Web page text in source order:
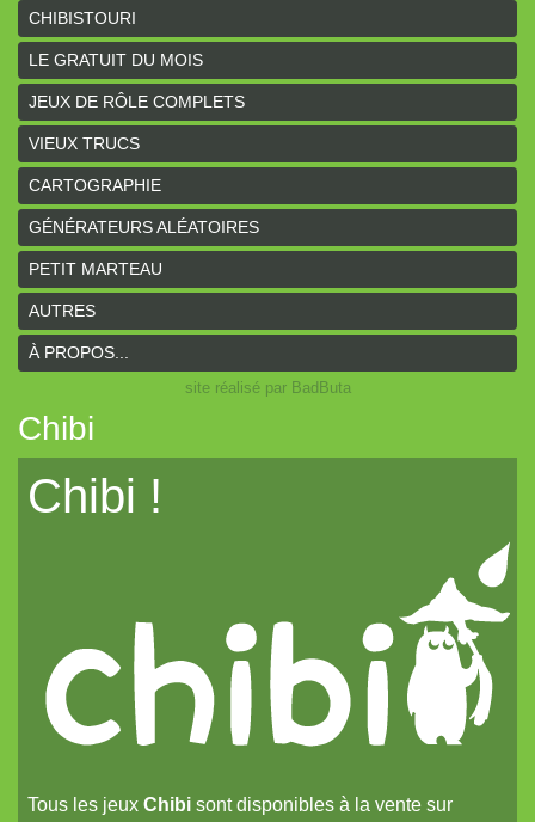
Intrépides
Coeurs Vaillants - Aventures
Coeurs Vaillants - Ogres de gel
Coeurs Vaillants - Compagnon2
Les bas-reliefs des Ruines de Zeriphar
N.YX
Sous l'ombre du Mont Yimsha
Coeurs Vaillants - Compagnon
Coeurs Vaillants // Gallant and Bold
Hârn - le monde de Hârn
De Urbium Graphidibus
La Frontière
Pour une poignée de sapèques
Les Carnets zoographiques du Capitaine Lalande
Donjon sans façon
Pti6 // Lil6
CHIBISTOURI
LE GRATUIT DU MOIS
JEUX DE RÔLE COMPLETS
VIEUX TRUCS
CARTOGRAPHIE
GÉNÉRATEURS ALÉATOIRES
PETIT MARTEAU
AUTRES
À PROPOS...
site réalisé par BadButa
Chibi
Chibi !
Tous les jeux Chibi sont disponibles à la vente sur